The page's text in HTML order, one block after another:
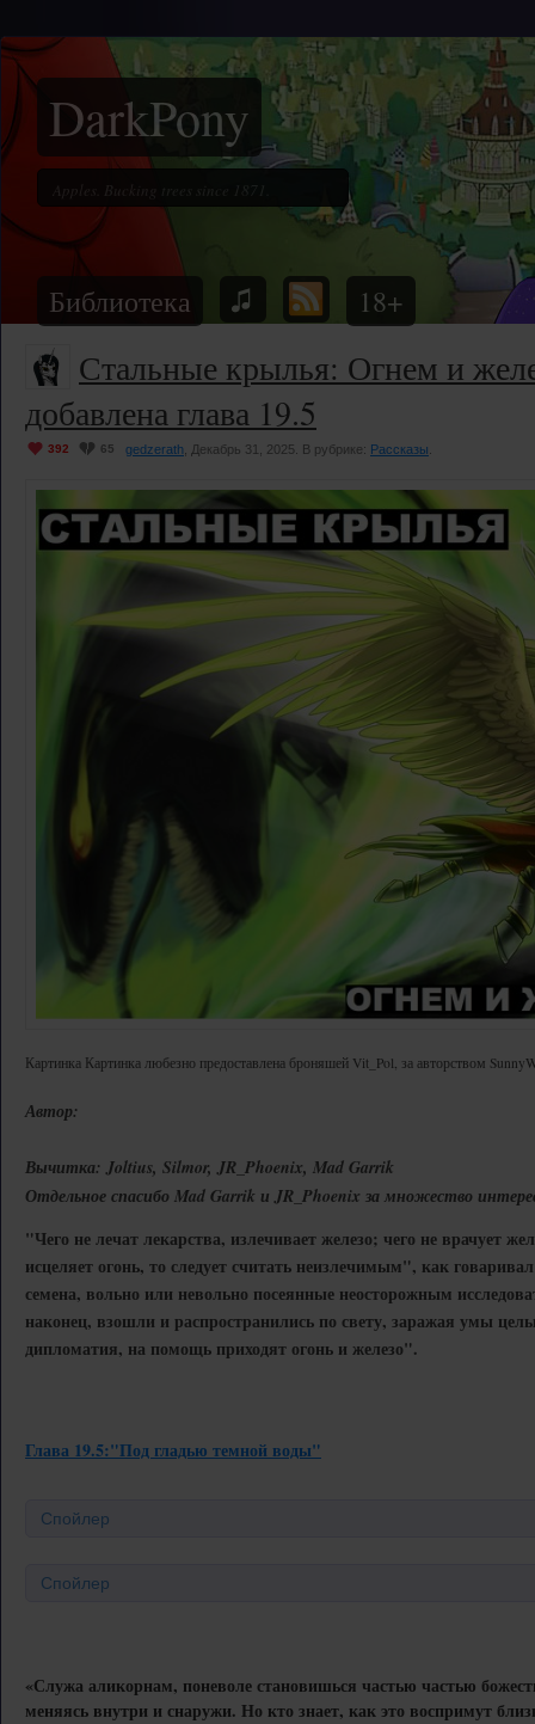
DarkPony
Библиотека 18+
Стальные крылья: Огнем и
добавлена глава 19.5
392 65 gedzerath , Декабрь 31, 2025. В рубрике: Рассказы
Картинка Картинка любезно предоставлена броняшей Vit_Pol, за авторством
Автор:
Вычитка: Joltius, Silmor, JR_Phoenix, Mad Garrik
Отдельное спасибо Mad Garrik и JR_Phoenix за множество
"Чего не лечат лекарства, излечивает железо; чего не врачует
исцеляет огонь, то следует считать неизлечимым", как
семена, вольно или невольно посеянные неосторожным
наконец, взошли и распространились по свету, заражая умы
дипломатия, на помощь приходят огонь и железо".
Глава 19.5:"Под гладью темной воды"
Спойлер
Спойлер
«Служа аликорнам, поневоле становишься частью частью
меняясь внутри и снаружи. Но кто знает, как это воспримут